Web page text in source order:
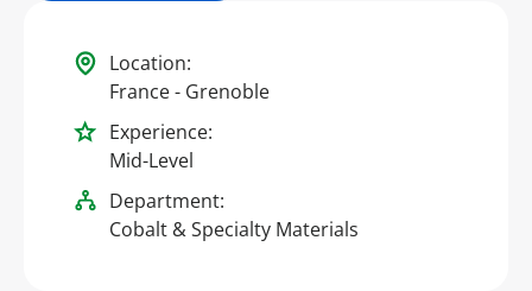
Location:
France - Grenoble
Experience:
Mid-Level
Department:
Cobalt & Specialty Materials